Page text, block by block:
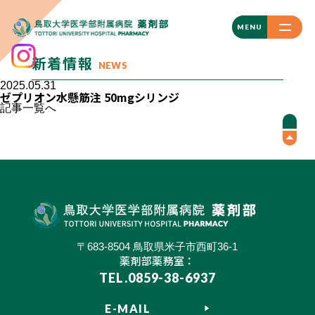
MENU
CLOSE
新着情報 NEWS
2025.05.31
ゼプリオン水懸筋注 50mgシリンジ
記事一覧へ
〒683-8504 鳥取県米子市西町36-1
薬剤部薬務室：
TEL.0859-38-6937
E-MAIL